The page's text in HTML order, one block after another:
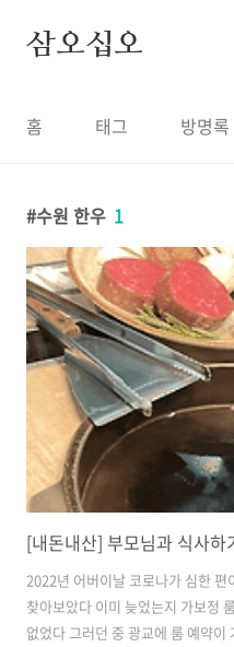
삼오십오
홈 태그 방명록
수원 한우 1
[내돈내산] 부모님과 식사
2022년 어버이날 코로나가 심한
찾아보았다 이미 늦었는지 가보정
없었다 그러던 중 광교에 룸 예약